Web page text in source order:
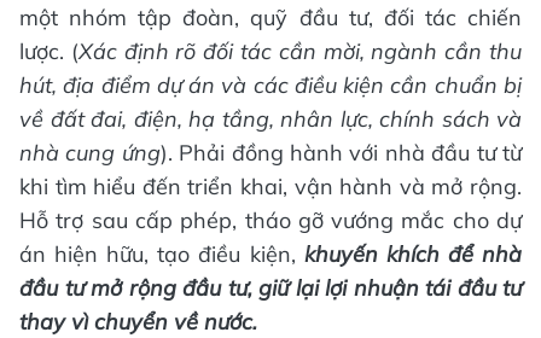
một nhóm tập đoàn, quỹ đầu tư, đối tác chiến
lược. (Xác định rõ đối tác cần mời, ngành cần thu
hút, địa điểm dự án và các điều kiện cần chuẩn bị
về đất đai, điện, hạ tầng, nhân lực, chính sách và
nhà cung ứng). Phải đồng hành với nhà đầu tư từ
khi tìm hiểu đến triển khai, vận hành và mở rộng.
Hỗ trợ sau cấp phép, tháo gỡ vướng mắc cho dự
án hiện hữu, tạo điều kiện, khuyến khích để nhà
đầu tư mở rộng đầu tư, giữ lại lợi nhuận tái đầu tư
thay vì chuyển về nước.